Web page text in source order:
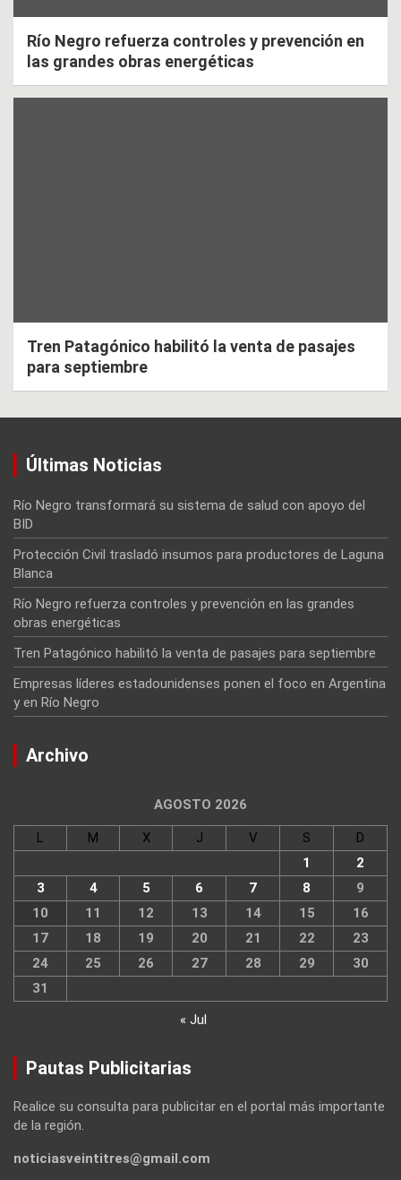
Río Negro refuerza controles y prevención en
las grandes obras energéticas
Tren Patagónico habilitó la venta de pasajes
para septiembre
Últimas Noticias
Río Negro transformará su sistema de salud con apoyo del
BID
Protección Civil trasladó insumos para productores de Laguna
Blanca
Río Negro refuerza controles y prevención en las grandes
obras energéticas
Tren Patagónico habilitó la venta de pasajes para septiembre
Empresas líderes estadounidenses ponen el foco en Argentina
y en Río Negro
Archivo
AGOSTO 2026
L M X J V S
D
1
2
3
4 5 6 7 8
9
10
11 12 13 14 15
16
17
18 19 20 21 22
23
24
25 26 27 28 29
30
31
« Jul
Pautas Publicitarias
Realice su consulta para publicitar en el portal más importante
de la región.
noticiasveintitres@gmail.com